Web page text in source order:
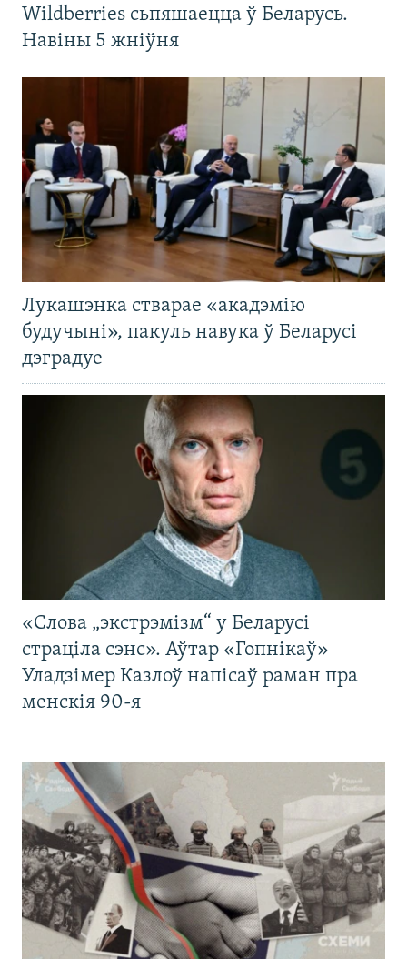
Wildberries сьпяшаецца ў Беларусь.
Навіны 5 жніўня
Лукашэнка стварае «акадэмію
будучыні», пакуль навука ў Беларусі
дэградуе
«Слова „экстрэмізм“ у Беларусі
страціла сэнс». Аўтар «Гопнікаў»
Уладзімер Казлоў напісаў раман пра
менскія 90-я